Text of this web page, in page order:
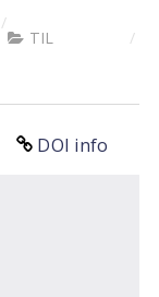
TIL
DOI info